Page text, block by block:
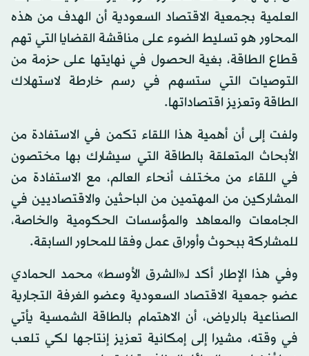
العلمية بجمعية الاقتصاد السعودية أن الهدف من هذه
المحاور هو تسليط الضوء على مناقشة القضايا التي تهم
قطاع الطاقة، بغية الحصول في نهايتها على حزمة من
التوصيات التي ستسهم في رسم خارطة لاستهلاك
الطاقة وتعزيز اقتصاداتها.
ولفت إلى أن أهمية هذا اللقاء تكمن في الاستفادة من
الأبحاث المتعلقة بالطاقة التي سيشارك بها مختصون
في اللقاء من مختلف أنحاء العالم، مع الاستفادة من
المشاركين من المهتمين من الباحثين والاقتصاديين في
الجامعات والمعاهد والمؤسسات الحكومية والخاصة،
للمشاركة ببحوث وأوراق عمل وفقا للمحاور السابقة.
وفي هذا الإطار أكد لـ«الشرق الأوسط» محمد الحمادي
عضو جمعية الاقتصاد السعودية وعضو الغرفة التجارية
الصناعية بالرياض، أن الاهتمام بالطاقة الشمسية يأتي
في وقته، مشيرا إلى إمكانية تعزيز إنتاجها لكي تلعب